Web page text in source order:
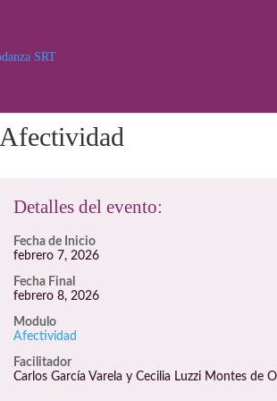
Afectividad
Detalles del evento:
Fecha de Inicio
febrero 7, 2026
Fecha Final
febrero 8, 2026
Modulo
Afectividad
Facilitador
Carlos García Varela y Cecilia Luzzi Montes de